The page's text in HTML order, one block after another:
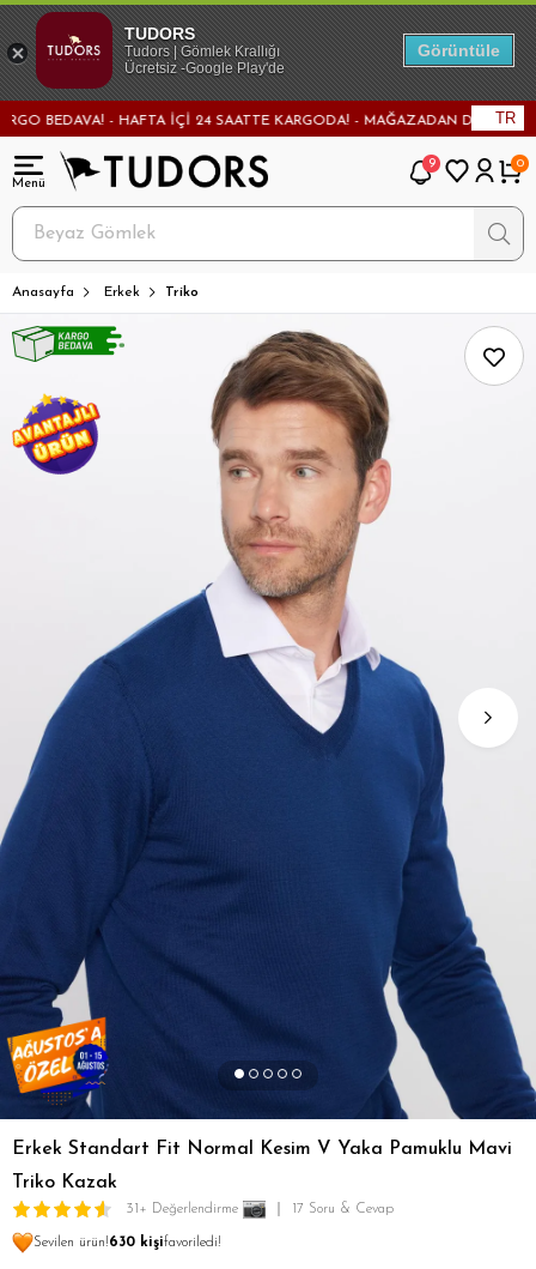
- HAFTA İÇİ 24 SAATTE KARGODA! - MAĞAZADAN DEĞİŞİM VETR
9 0
Anasayfa Erkek Triko
Erkek Standart Fit Normal Kesim V Yaka Pamuklu Mavi
Triko Kazak
31+ Değerlendirme 17 Soru & Cevap
Sevilen ürün!630 kişifavoriledi!
TUDORS
Tudors | Gömlek Krallığı
Ücretsiz -Google Play'de
Görüntüle